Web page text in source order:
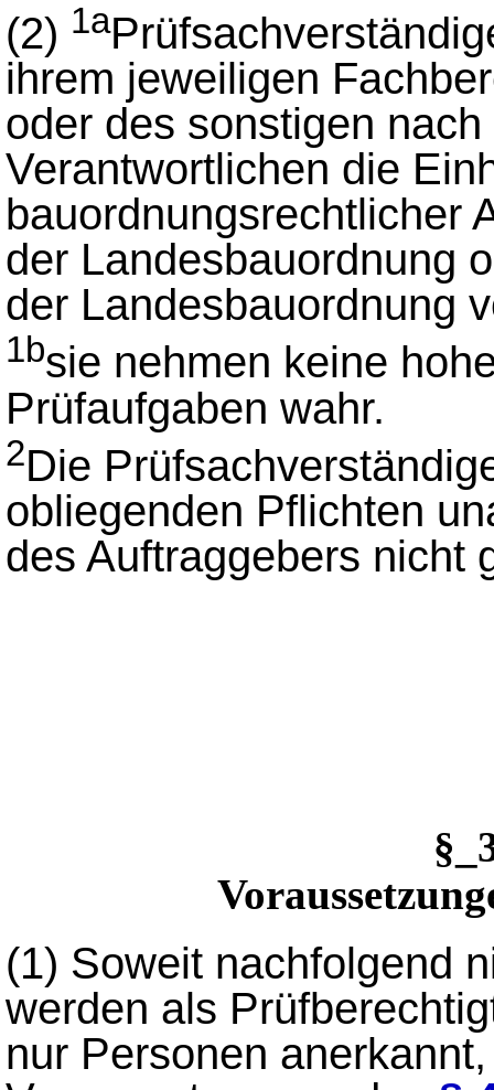
(2) 1a
ihrem jeweiligen
oder des sonstigen
Verantwortlichen die
bauordnungsrechtlicher
der Landesbauordnung
der Landesbauordnung
1bsie nehmen keine
Prüfaufgaben wahr.
2Die
obliegenden Pflichten
des Auftraggebers nicht
(1) Soweit nachfolgend
werden als
nur Personen